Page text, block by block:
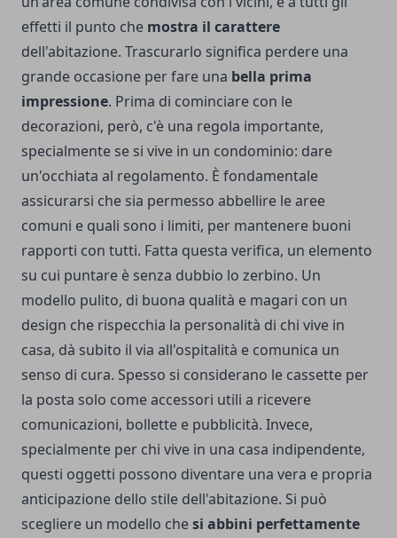
effetti il punto che mostra il carattere
dell'abitazione. Trascurarlo significa perdere una
grande occasione per fare una bella prima
impressione. Prima di cominciare con le
decorazioni, però, c'è una regola importante,
specialmente se si vive in un condominio: dare
un'occhiata al regolamento. È fondamentale
assicurarsi che sia permesso abbellire le aree
comuni e quali sono i limiti, per mantenere buoni
rapporti con tutti. Fatta questa verifica, un elemento
su cui puntare è senza dubbio lo zerbino. Un
modello pulito, di buona qualità e magari con un
design che rispecchia la personalità di chi vive in
casa, dà subito il via all'ospitalità e comunica un
senso di cura. Spesso si considerano le cassette per
la posta solo come accessori utili a ricevere
comunicazioni, bollette e pubblicità. Invece,
specialmente per chi vive in una casa indipendente,
questi oggetti possono diventare una vera e propria
anticipazione dello stile dell'abitazione. Si può
scegliere un modello chesi abbini perfettamente